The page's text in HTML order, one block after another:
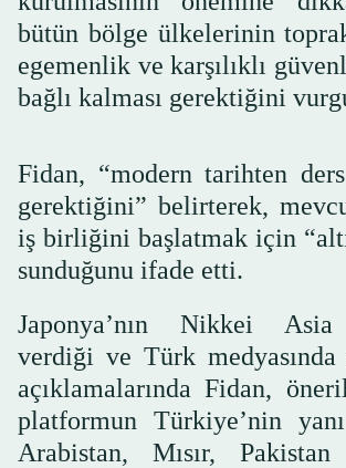
bütün bölge ülkelerinin
egemenlik ve karşılıklı
bağlı kalması gerektiğini
Fidan, “modern tarihten ders
gerektiğini” belirterek,
iş birliğini başlatmak için
sunduğunu ifade etti.
Japonya’nın Nikkei Asia
verdiği ve Türk
açıklamalarında Fidan,
platformun Türkiye’nin
Arabistan, Mısır,